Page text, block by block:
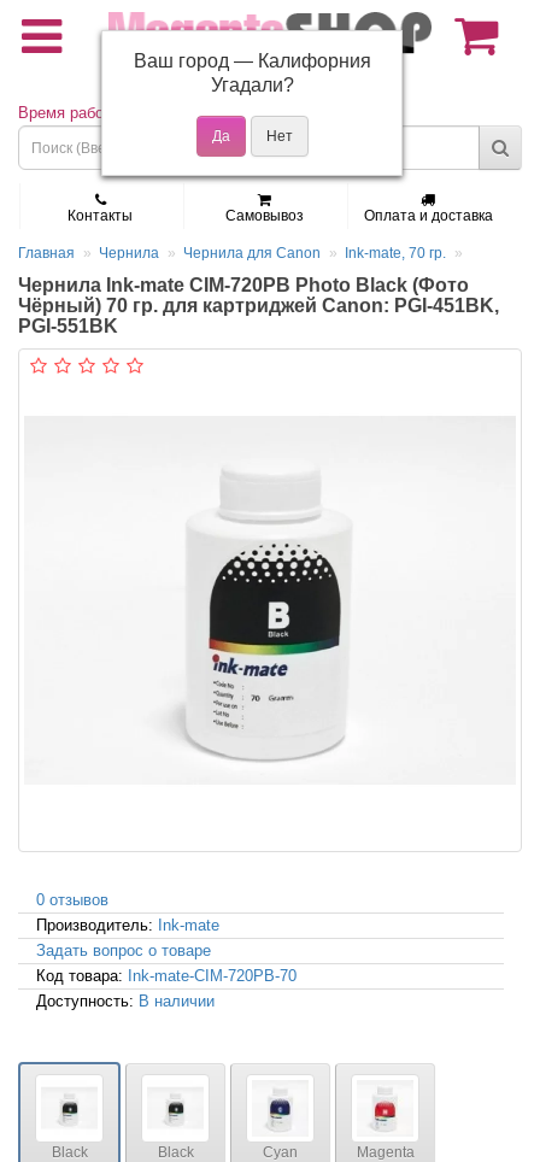
(495) 150-01-37
Время работы: Пн - Пт 9:30 - 19:00
Контакты Самовывоз Оплата и доставка
Главная Чернила Чернила для Canon Ink-mate, 70 гр.
Чернила Ink-mate CIM-720PB Photo Black (Фото
Чёрный) 70 гр. для картриджей Canon: PGI-451BK,
PGI-551BK
0 отзывов
Производитель: Ink-mate
Задать вопрос о товаре
Код товара: Ink-mate-CIM-720PB-70
Доступность: В наличии
Black Black Cyan Magenta
Ваш город — Калифорния
Угадали?